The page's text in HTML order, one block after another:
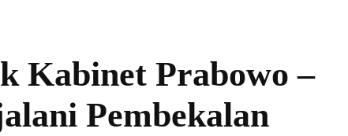
Kabinet Prabowo –
Pembekalan